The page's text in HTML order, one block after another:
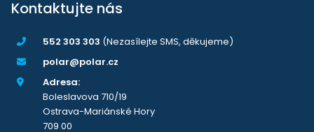
Kontaktujte nás
552 303 303 (Nezasílejte SMS, děkujeme)
polar@polar.cz
Adresa:
Boleslavova 710/19
Ostrava-Mariánské Hory
709 00